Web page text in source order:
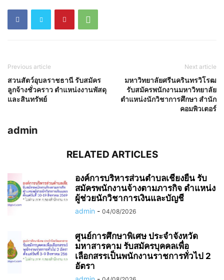
Previous article
สวนสัตว์อุบลราชธานี รับสมัคร
ลูกจ้างชั่วคราว ตำแหน่งงานพัสดุ
และสินทรัพย์
Next article
มหาวิทยาลัยศรีนครินทรวิโรฒ
รับสมัครพนักงานมหาวิทยาลัย
ตำแหน่งนักวิชาการศึกษา สำนัก
คอมพิวเตอร์
admin
RELATED ARTICLES
องค์การบริหารส่วนตำบลเชียงยืน รับ
สมัครพนักงานจ้างตามภารกิจ ตำแหน่ง
ผู้ช่วยนักวิชาการเงินและบัญชี
admin - 04/08/2026
ศูนย์การศึกษาพิเศษ ประจำจังหวัด
มหาสารคาม รับสมัครบุคคลเพื่อ
เลือกสรรเป็นพนักงานราชการทั่วไป 2
อัตรา